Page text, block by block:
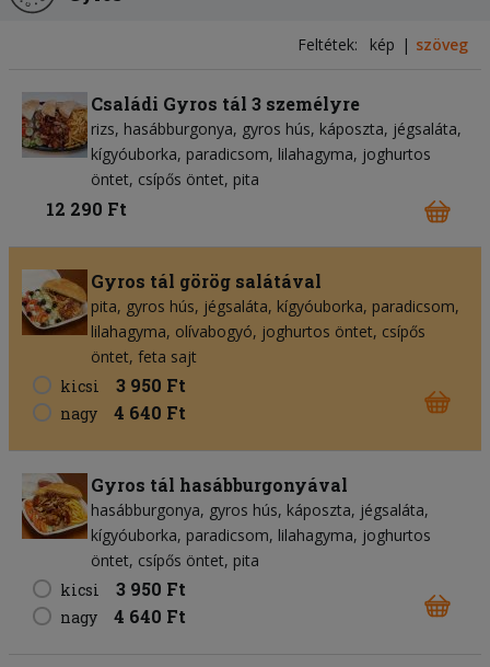
Feltétek: kép szöveg
Családi Gyros tál 3 személyre
rizs hasábburgonya gyros hús káposzta jégsaláta
kígyóuborka paradicsom lilahagyma joghurtos
öntet csípős öntet pita
12 290 Ft
Gyros tál görög salátával
pita gyros hús jégsaláta kígyóuborka paradicsom
lilahagyma olívabogyó joghurtos öntet csípős
öntet feta sajt
kicsi
3 950 Ft
nagy 4 640 Ft
Gyros tál hasábburgonyával
hasábburgonya gyros hús káposzta jégsaláta
kígyóuborka paradicsom lilahagyma joghurtos
öntet csípős öntet pita
kicsi
3 950 Ft
nagy 4 640 Ft